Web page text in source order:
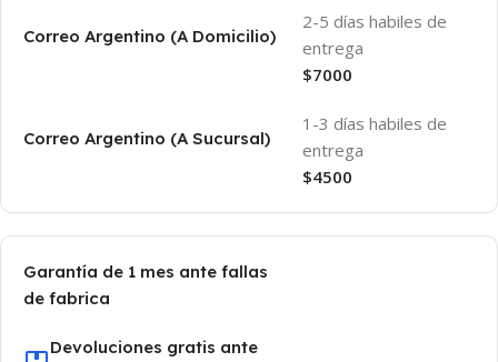
Correo Argentino (A Domicilio)
2-5 días habiles de
entrega
$7000
Correo Argentino (A Sucursal)
1-3 días habiles de
entrega
$4500
Garantía de 1 mes ante fallas
de fabrica
Devoluciones gratis ante